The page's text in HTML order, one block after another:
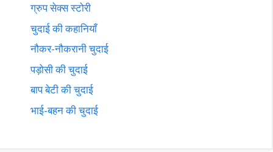
ग्रुप सेक्स स्टोरी
चुदाई की कहानियाँ
नौकर-नौकरानी चुदाई
पड़ोसी की चुदाई
बाप बेटी की चुदाई
भाई-बहन की चुदाई